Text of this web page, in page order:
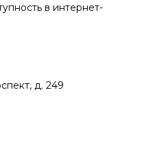
в интернет-
д. 249